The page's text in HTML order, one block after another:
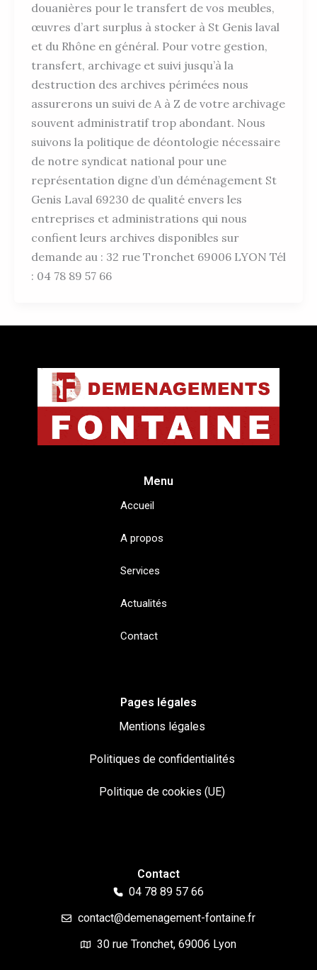
douanières pour le transfert de vos meubles,
œuvres d’art surplus à stocker à St Genis laval
et du Rhône en général. Pour votre gestion,
transfert, archivage et suivi jusqu’à la
destruction des archives périmées nous
assurerons un suivi de A à Z de votre archivage
souvent administratif trop abondant. Nous
suivons la politique de déontologie nécessaire
de notre syndicat national pour une
représentation digne d’un déménagement St
Genis Laval 69230 de qualité envers les
entreprises et administrations qui nous
confient leurs archives disponibles sur
demande au : 32 rue Tronchet 69006 LYON Tél
: 04 78 89 57 66
Menu
Accueil
A propos
Services
Actualités
Contact
Pages légales
Mentions légales
Politiques de confidentialités
Politique de cookies (UE)
Contact
04 78 89 57 66
contact@demenagement-fontaine.fr
30 rue Tronchet, 69006 Lyon